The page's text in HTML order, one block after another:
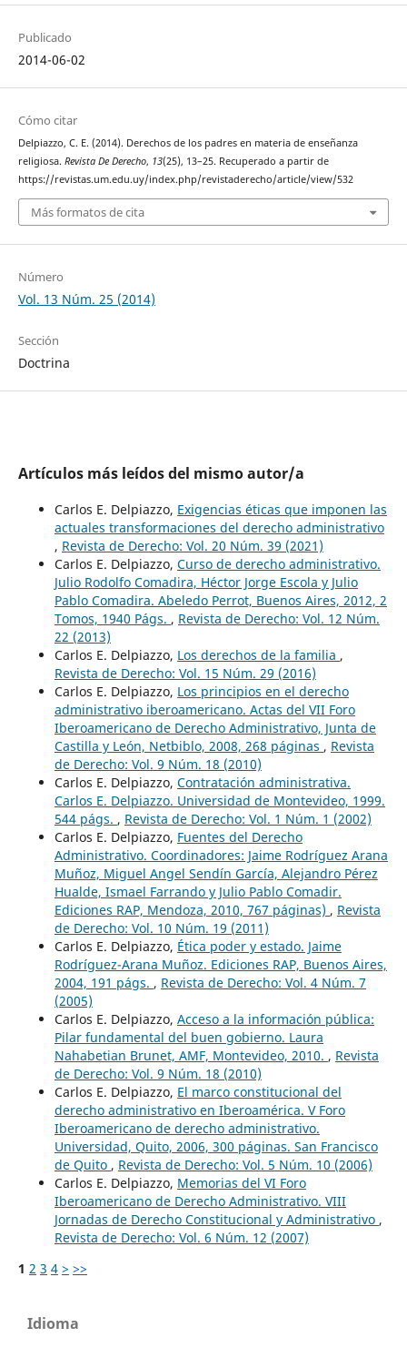
Publicado
2014-06-02
Cómo citar
Delpiazzo, C. E. (2014). Derechos de los padres en materia de enseñanza
religiosa. Revista De Derecho, 13(25), 13–25. Recuperado a partir de
https://revistas.um.edu.uy/index.php/revistaderecho/article/view/532
Más formatos de cita
Número
Vol. 13 Núm. 25 (2014)
Sección
Doctrina
Artículos más leídos del mismo autor/a
Carlos E. Delpiazzo, Exigencias éticas que imponen las
actuales transformaciones del derecho administrativo
, Revista de Derecho: Vol. 20 Núm. 39 (2021)
Carlos E. Delpiazzo, Curso de derecho administrativo.
Julio Rodolfo Comadira, Héctor Jorge Escola y Julio
Pablo Comadira. Abeledo Perrot, Buenos Aires, 2012, 2
Tomos, 1940 Págs. , Revista de Derecho: Vol. 12 Núm.
22 (2013)
Carlos E. Delpiazzo, Los derechos de la familia ,
Revista de Derecho: Vol. 15 Núm. 29 (2016)
Carlos E. Delpiazzo, Los principios en el derecho
administrativo iberoamericano. Actas del VII Foro
Iberoamericano de Derecho Administrativo, Junta de
Castilla y León, Netbiblo, 2008, 268 páginas , Revista
de Derecho: Vol. 9 Núm. 18 (2010)
Carlos E. Delpiazzo, Contratación administrativa.
Carlos E. Delpiazzo. Universidad de Montevideo, 1999.
544 págs. , Revista de Derecho: Vol. 1 Núm. 1 (2002)
Carlos E. Delpiazzo, Fuentes del Derecho
Administrativo. Coordinadores: Jaime Rodríguez Arana
Muñoz, Miguel Angel Sendín García, Alejandro Pérez
Hualde, Ismael Farrando y Julio Pablo Comadir.
Ediciones RAP, Mendoza, 2010, 767 páginas) , Revista
de Derecho: Vol. 10 Núm. 19 (2011)
Carlos E. Delpiazzo, Ética poder y estado. Jaime
Rodríguez-Arana Muñoz. Ediciones RAP, Buenos Aires,
2004, 191 págs. , Revista de Derecho: Vol. 4 Núm. 7
(2005)
Carlos E. Delpiazzo, Acceso a la información pública:
Pilar fundamental del buen gobierno. Laura
Nahabetian Brunet, AMF, Montevideo, 2010. , Revista
de Derecho: Vol. 9 Núm. 18 (2010)
Carlos E. Delpiazzo, El marco constitucional del
derecho administrativo en Iberoamérica. V Foro
Iberoamericano de derecho administrativo.
Universidad, Quito, 2006, 300 páginas. San Francisco
de Quito , Revista de Derecho: Vol. 5 Núm. 10 (2006)
Carlos E. Delpiazzo, Memorias del VI Foro
Iberoamericano de Derecho Administrativo. VIII
Jornadas de Derecho Constitucional y Administrativo ,
Revista de Derecho: Vol. 6 Núm. 12 (2007)
1 2 3 4 > >>
Idioma